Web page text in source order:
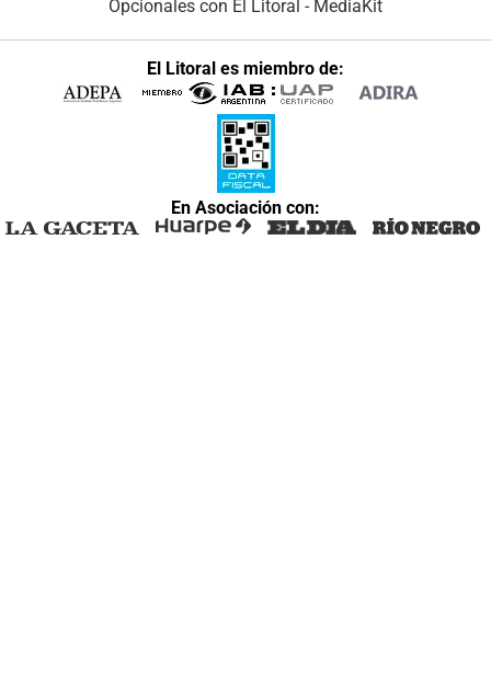
Opcionales con El Litoral - MediaKit
El Litoral es miembro de:
En Asociación con: